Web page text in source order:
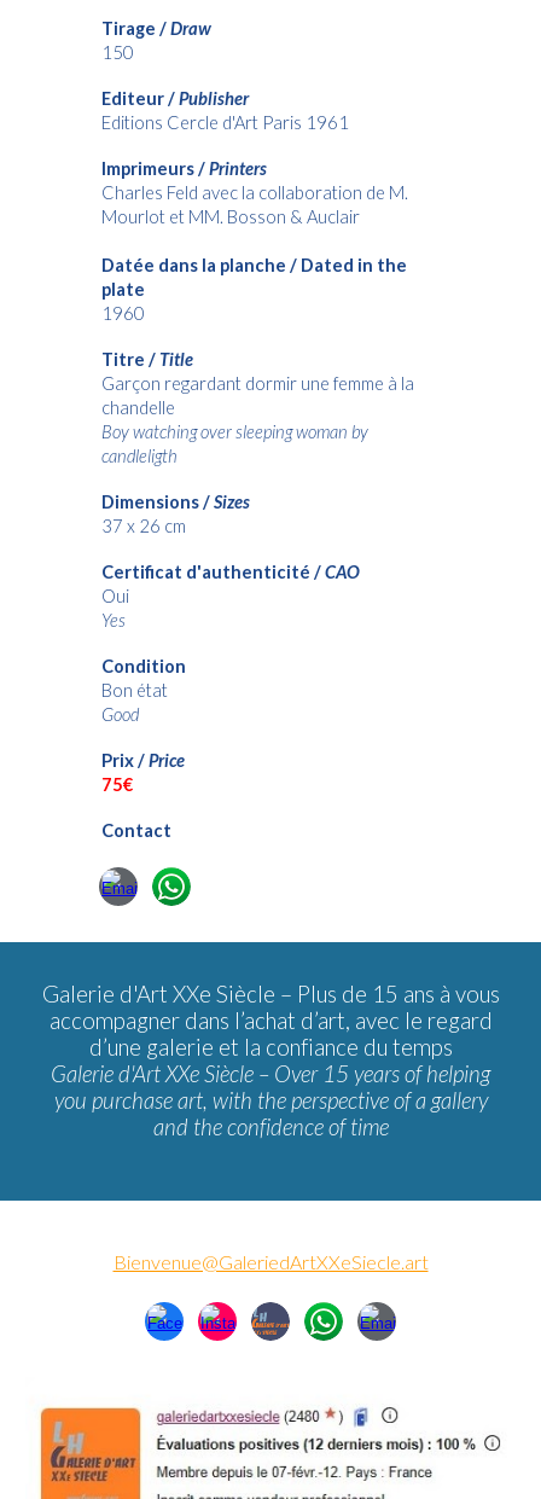
Tirage /Draw
150
Editeur /Publisher
Editions Cercle d'Art Paris 1961
Imprimeurs /Printers
Charles Feld avec la collaboration de M.
Mourlot et MM. Bosson & Auclair
Datée dans la planche / Dated in the
plate
1960
Titre / Title
Garçon regardant dormir une femme à la
chandelle
Boy watching over sleeping woman by
candleligth
Dimensions /Sizes
37 x 26 cm
Certificat d'authenticité /CAO
Oui
Yes
Condition
Bon état
Good
Prix /Price
75€
Contact
Galerie d'Art XXe Siècle – Plus de 15 ans à vous
accompagner dans l’achat d’art, avec le regard
d’une galerie et la confiance du temps
Galerie d'Art XXe Siècle – Over 15 years of helping
you purchase art, with the perspective of a gallery
and the confidence of time
Bienvenue@GaleriedArtXXeSiecle.art